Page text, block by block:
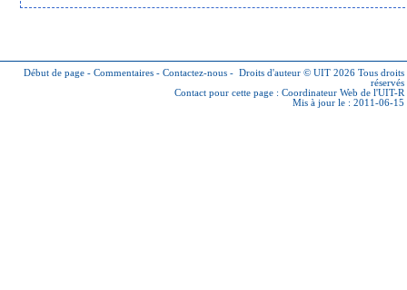
Début de page - Commentaires - Contactez-nous - Droits d'auteur © UIT 2026 Tous droits
réservés
Contact pour cette page : Coordinateur Web de l'UIT-R
Mis à jour le : 2011-06-15